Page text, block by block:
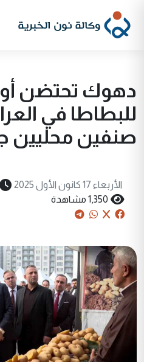
دهوك تحتضن
للبطاطا في
صنفين محليين
الأربعاء 17 كانون الأول 2025
1,350 مشاهدة